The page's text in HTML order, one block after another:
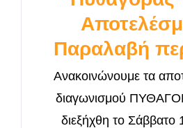
Παραλαβή
Ανακοινώνουμε τα
διαγωνισμού
διεξήχθη το Σάββατο